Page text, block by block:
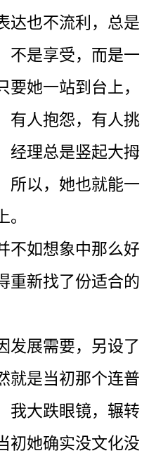
达也不流利，总是
不是享受，而是一
她一站到台上，
有人抱怨，有人挑
经理总是竖起大拇
所以，她也就能一
不如想象中那么好
重新找了份适合的
发展需要，另设了
就是当初那个连普
我大跌眼镜，辗转
初她确实没文化没